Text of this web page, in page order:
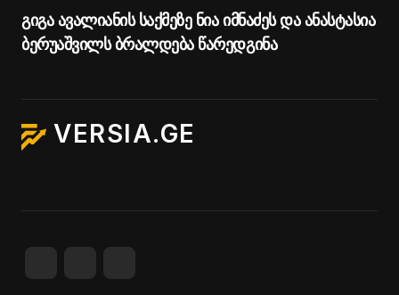
გიგა ავალიანის საქმეზე ნია იმნაძეს და ანასტასია
ბერუაშვილს ბრალდება წარედგინა
VERSIA.GE